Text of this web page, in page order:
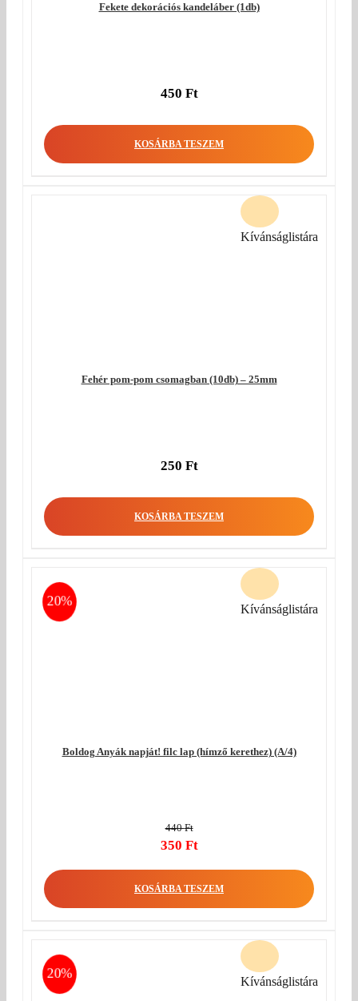
Fekete dekorációs kandeláber (1db)
450 Ft
KOSÁRBA TESZEM
Fehér pom-pom csomagban (10db) – 25mm
250 Ft
KOSÁRBA TESZEM
Kívánságlistára
20%
Boldog Anyák napját! filc lap (hímző kerethez) (A/4)
440Ft
Original
was:
350 Ft
price
KOSÁRBA TESZEM
Kívánságlistára
20%
Kívánságlistára